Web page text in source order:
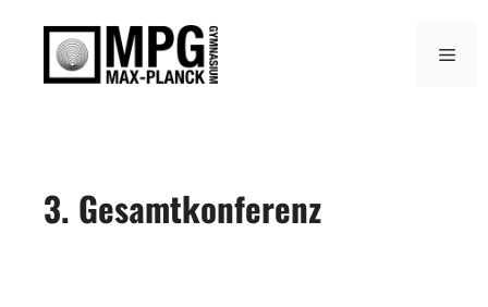
springen
3. Gesamtkonferenz